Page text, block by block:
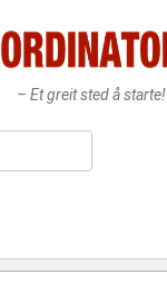
– Et greit sted å starte!